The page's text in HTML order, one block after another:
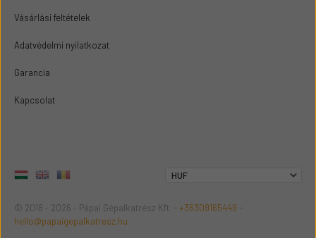
Vásárlási feltételek
Adatvédelmi nyilatkozat
Garancia
Kapcsolat
© 2018 - 2026 - Pápai Gépalkatrész Kft. - +36309165449 -
hello@papaigepalkatresz.hu